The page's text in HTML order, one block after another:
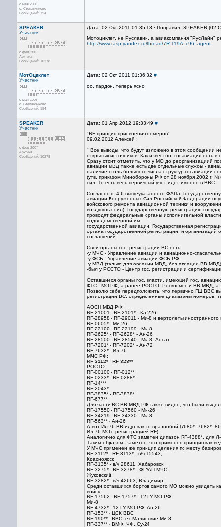
с мая 2006
с. Степанчиково
Сообщений: 194
SPEAKER
Участник
с фев 2007
Арктика
Сообщений: 10278
Дата: 02 Окт 2011 01:35:13 · Поправил: SPEAKER (02
Мотоциклет, не Руславин, а авиакомпания "РусЛайн"
http://www.rasp.yandex.ru/thread/7R-119A_c96_agent
МотОциклет
Участник
с мая 2006
с. Степанчиково
Сообщений: 194
Дата: 02 Окт 2011 01:36:32 #
оо, пардон. теперь ясно
SPEAKER
Участник
с фев 2007
Арктика
Сообщений: 10278
Дата: 01 Апр 2012 19:33:49 #
"RF принцип присвоения номеров"
09.02.2012 Алексей :
" Все выводы, что будут изложено в этом сообщении
открытых источников. Как известно, госавиация
Сразу стоит отметить, что у МО до реорганизациий
авиации МВД также есть две отдельные службы -
наличие столь большого числа структур госавиации
(утв. приказом Минобороны РФ от 28 ноября 2002 г.
сил. То есть весь первичный учет идет именно в ВВС.
Согласно п. 4-6 вышеуказанного ФАПа:
авиации Вооруженных Сил Российской Федерации
войскового ремонта авиационной техники и
воздушных сил). Государственную регистрацию
проводят федеральные органы исполнительной
подведомственной им
государственной авиации. Государственная
органа государственной регистрации, и
соглашений.
Свои органы гос. регистрации ВС есть:
-у МЧС - Управление авиации и авиационно-
-у ФСБ - Управление авиации ФСБ РФ,
-у МВД (только для авиации МВД, без авиации ВВ
-был у РОСТО - Центр гос. регистрации и
Оставшиеся органы гос. власти, имеющей гос.
ФТС - МО РФ, а ранее РОСТО; Роскосмос и ВВ МВД,
Позволю себе передположить, что первично ГШ ВВС
регистрации ВС, определенные диапазоны номеров,
АОСН МВД РФ:
RF-21001 - RF-2101* - Ка-226
RF-28958 - RF-29011 - Ми-8 и вертолеты
RF-0605* - Ми-26
RF-23100 - RF-23199 - Ми-8
RF-2625* - RF-2628* - Ан-26
RF-28500 - RF-28540 - Ми-8, Ансат
RF-7201* - RF-7202* - Ан-72
RF-7632* - Ил-76
МЧС РФ:
RF-3112* - RF-328**
РОСТО:
RF-00100 - RF-012**
RF-0233* - RF-0288*
RF-14***
RF-2043*
RF-3835* - RF-3838*
RF-677**
Для части ВС ВВ МВД РФ также видно, что были
RF-17550 - RF-17560 - Ми-26
RF-34219 - RF-34330 - Ми-8
RF-563** - Ан-26
А вот Ил-76 ВВ идут как-то вразнобой (7680*, 7682*,
Ил-76 МО с регистрацией RF).
Аналогично для ФТС заметен дипазон RF-4388*, для
Таким образом, заметно, что применен принцип как
У МЧС применен же принцип деления по месту
RF-3112* - RF-3113* - в/ч 15543,
Красноярск
RF-3135* - в/ч 28611, Хабаровск
RF-3275* - RF-3278* - ФГУАП МЧС,
Жуковский
RF-3282* - в/ч 42663, Владимир
Среди оставшихся бортов самого МО можно увидеть
войск:
RF-17562 - RF-1757* - 12 ГУ МО РФ,
Ми-8
RF-4732* - 12 ГУ МО РФ, Ан-26
RF-153** - ЦСК ВВС
RF-190** - ВВС, ex-Малинские Ми-8
RF-337** - ВМФ, ЧФ, Су-24